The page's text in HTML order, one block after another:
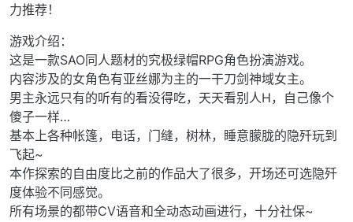
力推荐！
游戏介绍：
这是一款SAO同人题材的究极绿帽RPG角色扮演游戏。
内容涉及的女角色有亚丝娜为主的一干刀剑神域女主。
男主永远只有的听有的看没得吃，天天看别人H，自己像个
傻子一样…
基本上各种帐篷，电话，门缝，树林，睡意朦胧的隐歼玩到
飞起~
本作探索的自由度比之前的作品大了很多，开场还可选隐歼
度体验不同感觉。
所有场景的都带CV语音和全动态动画进行，十分社保~